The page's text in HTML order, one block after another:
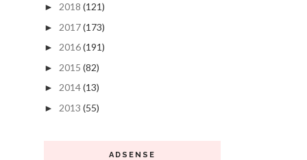
► 2018 (121)
► 2017(173)
► 2016(191)
► 2015 (82)
► 2014(13)
► 2013 (55)
ADSENSE